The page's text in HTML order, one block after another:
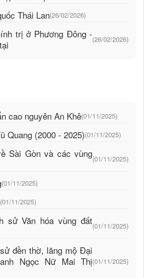
Thái Lan(26/02/2026)
trị ở Phương Đông -(26/02/2026)
cao nguyên An Khê(01/11/2025)
Quang (2000 - 2025)(01/11/2025)
Sài Gòn và các vùng(01/11/2025)
(01/11/2025)
(01/11/2025)
sử Văn hóa vùng đất(01/11/2025)
đền thờ, lăng mộ Đại
Ngọc Nữ Mai Thị(01/11/2025)